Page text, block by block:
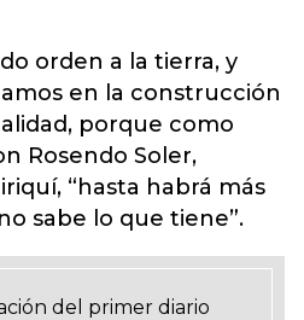
orden a la tierra, y
en la construcción
porque como
Rosendo Soler,
“hasta habrá más
sabe lo que tiene”.
del primer diario